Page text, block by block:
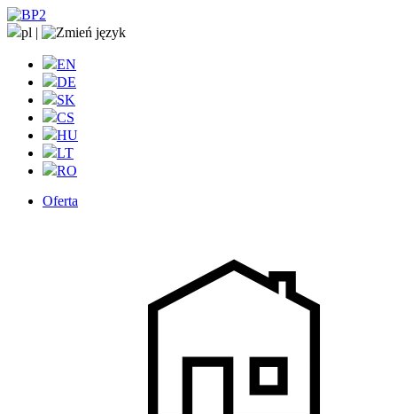
pl |
EN
DE
SK
CS
HU
LT
RO
Oferta